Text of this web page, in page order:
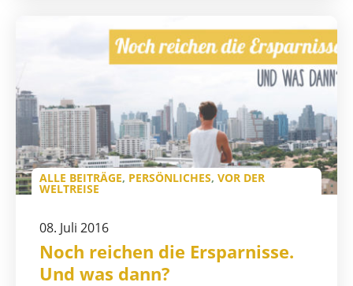
ALLE BEITRÄGE, PERSÖNLICHES, VOR DER
WELTREISE
08. Juli 2016
Noch reichen die Ersparnisse.
Und was dann?